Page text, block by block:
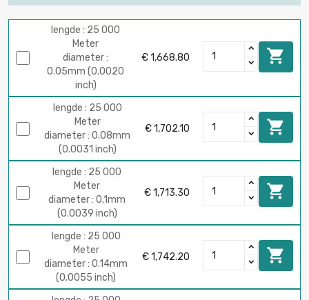
lengde : 25 000
Meter
diameter :
0.05mm (0.0020
inch)
€ 1,668.80 
lengde : 25 000
Meter
diameter : 0.08mm
(0.0031 inch)
€ 1,702.10 
lengde : 25 000
Meter
diameter : 0.1mm
(0.0039 inch)
€ 1,713.30 
lengde : 25 000
Meter
diameter : 0.14mm
(0.0055 inch)
€ 1,742.20 